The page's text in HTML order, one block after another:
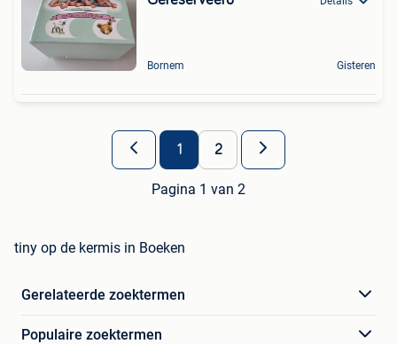
Bornem Gisteren
1 2
Pagina 1 van 2
tiny op de kermis in Boeken
Gerelateerde zoektermen
Populaire zoektermen